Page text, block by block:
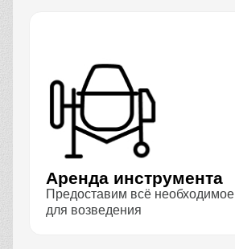
Аренда инструмента
Предоставим всё необходимое
для возведения